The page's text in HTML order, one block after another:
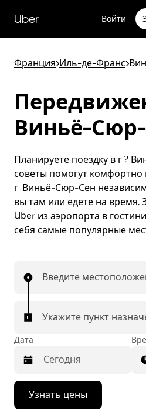
перейти
к
Uber Войти
Франция>Иль-де-Франс>
Виньё-
Планируете поездку в г.?
советы помогут
г. Виньё-Сюр-Сен
вы там или едете на время.
Uber из аэропорта в
себя самые популярные
Введите
Укажите пункт
Дата
Нажмите
стрелку
вниз,
Узнать цены